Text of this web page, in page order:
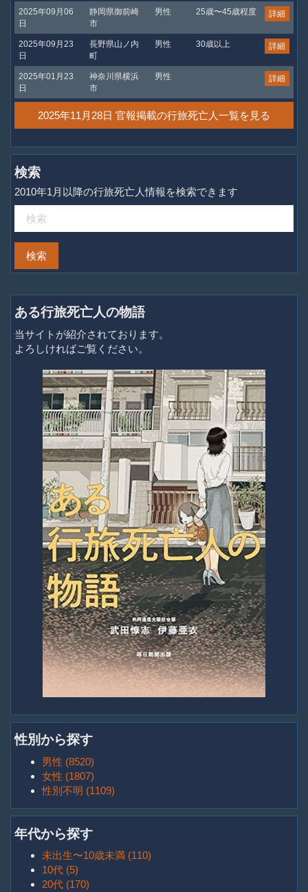
2025年09月06
日
静岡県御前崎
市
男性 25歳〜45歳程度 詳細
2025年09月23
日
長野県山ノ内
町
男性 30歳以上 詳細
2025年01月23
日
神奈川県横浜
市
男性 詳細
2025年11月28日 官報掲載の行旅死亡人一覧を見る
検索
2010年1月以降の行旅死亡人情報を検索できます
ある行旅死亡人の物語
当サイトが紹介されております。
よろしければご覧ください。
性別から探す
男性 (8520)
女性 (1807)
性別不明 (1109)
年代から探す
未出生〜10歳未満 (110)
10代 (5)
20代 (170)